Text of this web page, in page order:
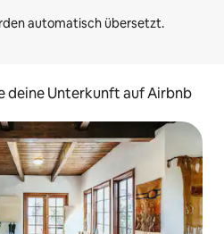
deine Unterkunft auf Airbnb